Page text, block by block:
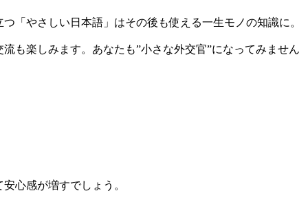
「やさしい日本語」はその後も使える一生モノの知識に。
も楽しみます。あなたも”小さな外交官”になってみません
心感が増すでしょう。